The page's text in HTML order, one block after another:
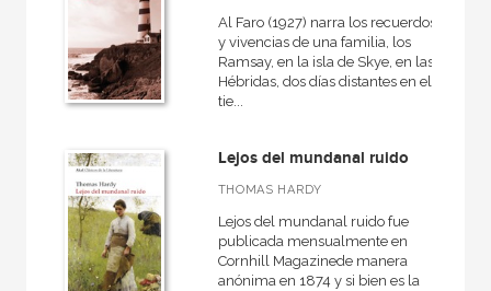
Al Faro (1927) narra los recuerdos
y vivencias de una familia, los
Ramsay, en la isla de Skye, en las
Hébridas, dos días distantes en el
tie...
Lejos del mundanal ruido
THOMAS HARDY
Lejos del mundanal ruido fue
publicada mensualmente en
Cornhill Magazinede manera
anónima en 1874 y si bien es la